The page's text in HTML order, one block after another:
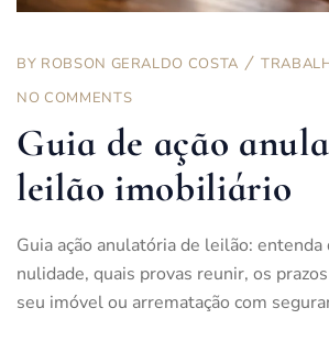
BY ROBSON GERALDO COSTA
NO COMMENTS
Guia de ação
leilão imobiliário
Guia ação anulatória de leilão: entenda
nulidade, quais provas reunir, os
seu imóvel ou arrematação com